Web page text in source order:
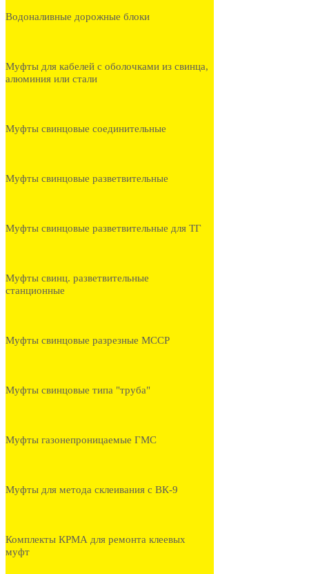
Водоналивные дорожные блоки
Муфты для кабелей с оболочками из свинца,
алюминия или стали
Муфты свинцовые соединительные
Муфты свинцовые разветвительные
Муфты свинцовые разветвительные для ТГ
Муфты свинц. разветвительные
станционные
Муфты свинцовые разрезные МССР
Муфты свинцовые типа "труба"
Муфты газонепроницаемые ГМС
Муфты для метода склеивания с ВК-9
Комплекты КРМА для ремонта клеевых
муфт